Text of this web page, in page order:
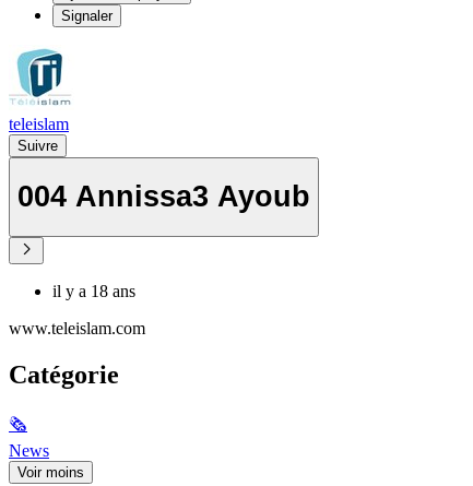
Signaler
teleislam
Suivre
004 Annissa3 Ayoub
il y a 18 ans
www.teleislam.com
Catégorie
🗞
News
Voir moins